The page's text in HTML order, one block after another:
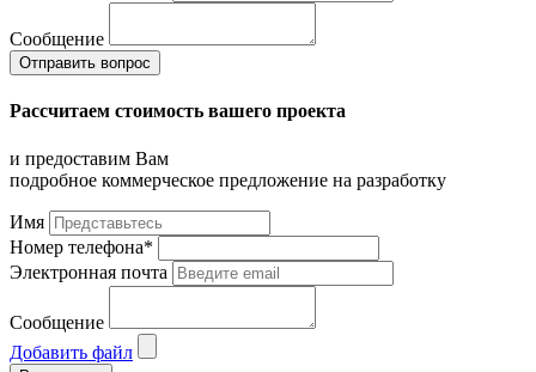
Сообщение
Отправить вопрос
Рассчитаем стоимость вашего проекта
и предоставим Вам
подробное коммерческое предложение на разработку
Имя
Номер телефона*
Электронная почта
Сообщение
Добавить файл